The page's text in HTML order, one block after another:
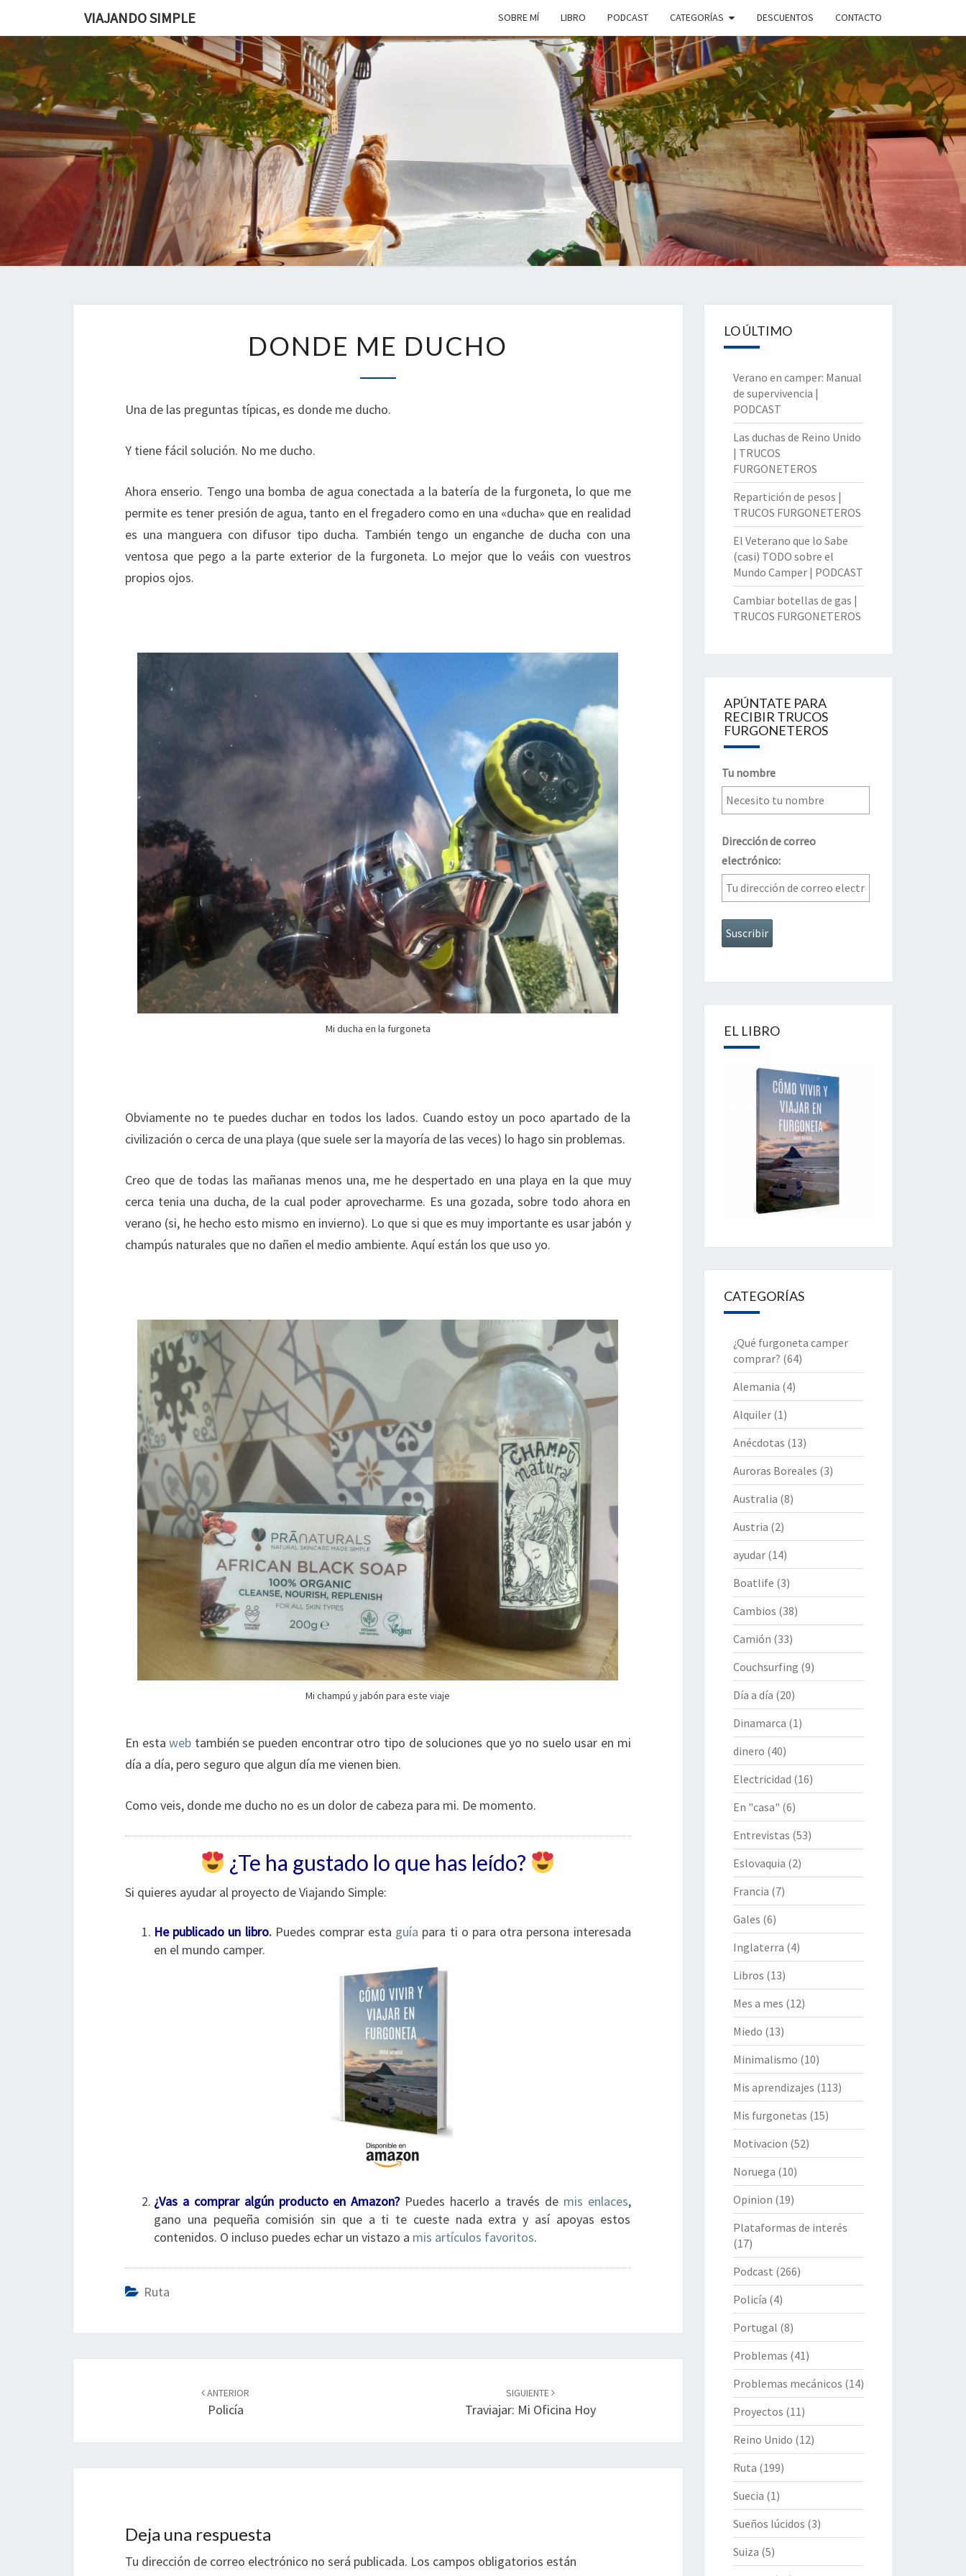
VIAJANDO SIMPLE SOBRE MÍ LIBRO PODCAST CATEGORÍAS DESCUENTOS CONTACTO
VIAJANDO
SIMPLE
Viviendo
En Un
Camión
Camper
Por
ME
DONDE ME DUCHO
Una de las preguntas típicas, es donde me ducho.
Y tiene fácil solución. No me ducho.
Ahora enserio. Tengo una bomba de agua conectada a la batería de la furgoneta, lo que me
permite es tener presión de agua, tanto en el fregadero como en una «ducha» que en realidad
es una manguera con difusor tipo ducha. También tengo un enganche de ducha con una
ventosa que pego a la parte exterior de la furgoneta. Lo mejor que lo veáis con vuestros
propios ojos.
Mi ducha en la furgoneta
Obviamente no te puedes duchar en todos los lados. Cuando estoy un poco apartado de la
civilización o cerca de una playa (que suele ser la mayoría de las veces) lo hago sin problemas.
Creo que de todas las mañanas menos una, me he despertado en una playa en la que muy
cerca tenia una ducha, de la cual poder aprovecharme. Es una gozada, sobre todo ahora en
verano (si, he hecho esto mismo en invierno). Lo que si que es muy importante es usar jabón y
champús naturales que no dañen el medio ambiente. Aquí están los que uso yo.
Mi champú y jabón para este viaje
En estaweb también se pueden encontrar otro tipo de soluciones que yo no suelo usar en mi
día a día, pero seguro que algun día me vienen bien.
Como veis, donde me ducho no es un dolor de cabeza para mi. De momento.
¿Te ha gustado lo que has leído?
Si quieres ayudar al proyecto de Viajando Simple:
He publicado un libro. Puedes comprar esta guía para ti o para otra persona interesada
en el mundo camper.
¿Vas a comprar algúnproducto en Amazon?Puedes hacerlo a través de mis enlaces,
gano una pequeña comisión sin que a ti te cueste nada extra y así apoyas estos
contenidos. O incluso puedes echar un vistazo a mis artículos favoritos.
Ruta
ANTERIOR
Policía
SIGUIENTE
Traviajar: Mi Oficina Hoy
Deja una respuesta
Tu dirección de correo electrónico no será publicada. Los campos obligatorios están
LO ÚLTIMO
Verano en camper: Manual
de supervivencia |
PODCAST
Las duchas de Reino Unido
| TRUCOS
FURGONETEROS
Repartición de pesos |
TRUCOS FURGONETEROS
El Veterano que lo Sabe
(casi) TODO sobre el
Mundo Camper | PODCAST
Cambiar botellas de gas |
TRUCOS FURGONETEROS
APÚNTATE PARA
RECIBIR TRUCOS
FURGONETEROS
Tu nombre
Dirección de correo
electrónico:
EL LIBRO
CATEGORÍAS
¿Qué furgoneta camper
comprar? (64)
Alemania (4)
Alquiler(1)
Anécdotas (13)
Auroras Boreales (3)
Australia (8)
Austria (2)
ayudar(14)
Boatlife (3)
Cambios (38)
Camión (33)
Couchsurfing (9)
Día a día (20)
Dinamarca (1)
dinero (40)
Electricidad (16)
En "casa" (6)
Entrevistas (53)
Eslovaquia (2)
Francia (7)
Gales (6)
Inglaterra (4)
Libros (13)
Mes a mes (12)
Miedo (13)
Minimalismo (10)
Mis aprendizajes (113)
Mis furgonetas (15)
Motivacion (52)
Noruega (10)
Opinion (19)
Plataformas de interés
(17)
Podcast (266)
Policía (4)
Portugal (8)
Problemas (41)
Problemas mecánicos (14)
Proyectos (11)
Reino Unido (12)
Ruta (199)
Suecia (1)
Sueños lúcidos (3)
Suiza (5)